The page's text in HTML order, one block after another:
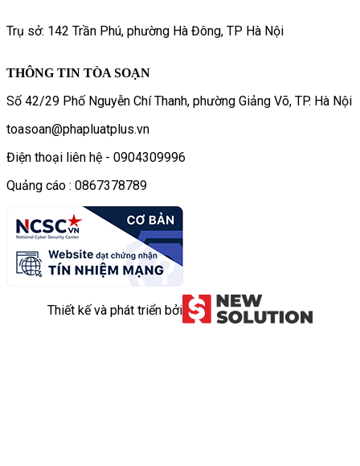
Trụ sở: 142 Trần Phú, phường Hà Đông, TP Hà Nội
THÔNG TIN TÒA SOẠN
Số 42/29 Phố Nguyễn Chí Thanh, phường Giảng Võ, TP. Hà Nội
toasoan@phapluatplus.vn
Điện thoại liên hệ - 0904309996
Quảng cáo : 0867378789
Thiết kế và phát triển bởi